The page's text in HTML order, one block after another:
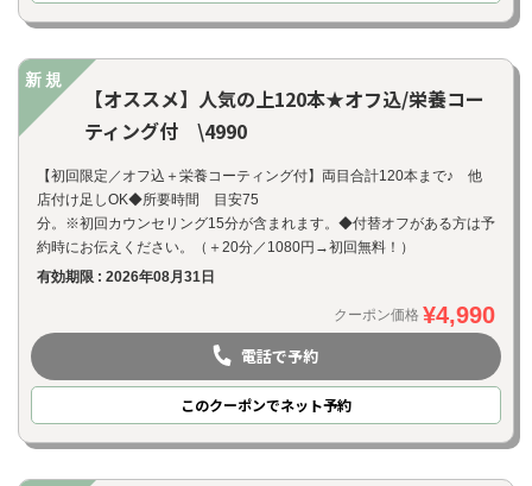
新規
【オススメ】人気の上120本★オフ込/栄養コー
ティング付 \4990
【初回限定／オフ込＋栄養コーティング付】両目合計120本まで♪ 他
店付け足しOK◆所要時間 目安75
分。※初回カウンセリング15分が含まれます。◆付替オフがある方は予
約時にお伝えください。（＋20分／1080円→初回無料！）
有効期限 : 2026年08月31日
クーポン価格 ¥4,990
電話で予約
このクーポンでネット予約